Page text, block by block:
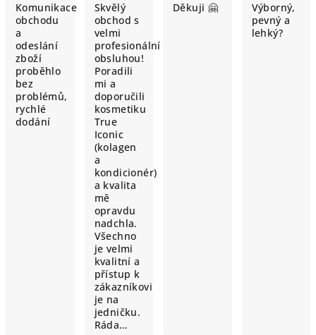
Komunikace
obchodu
a
odeslání
zboží
proběhlo
bez
problémů,
rychlé
dodání
Skvělý
obchod s
velmi
profesionální
obsluhou!
Poradili
mi a
doporučili
kosmetiku
True
Iconic
(kolagen
a
kondicionér)
a kvalita
mě
opravdu
nadchla.
Všechno
je velmi
kvalitní a
přístup k
zákazníkovi
je na
jedničku.
Ráda…
Děkuji 🤗
Výborný,
pevný a
lehký?